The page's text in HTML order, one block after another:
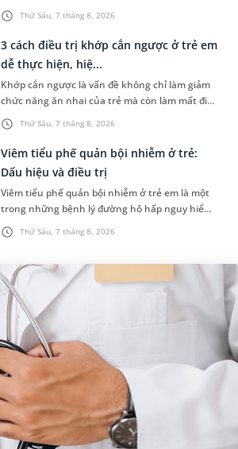
Thứ Sáu, 7 tháng 8, 2026
những trường hợp thường xuyên bơi ở những
hồ bơi nhân tạo. Bài v...
Thứ Sáu, 7 tháng 8, 2026
3 cách điều trị khớp cắn ngược ở trẻ em
dễ thực hiện, hiệ...
Khớp cắn ngược là vấn đề không chỉ làm giảm
chức năng ăn nhai của trẻ mà còn làm mất đi
sự cân đối của khuôn mặt. Do đó, cần khắc
phục sớm tình trạng này để...
Thứ Sáu, 7 tháng 8, 2026
Viêm tiểu phế quản bội nhiễm ở trẻ:
Dấu hiệu và điều trị
Viêm tiểu phế quản bội nhiễm ở trẻ em là một
trong những bệnh lý đường hô hấp nguy hiểm,
thường bùng phát vào thời điểm giao mùa. Khi
những tổn thương ban đầ...